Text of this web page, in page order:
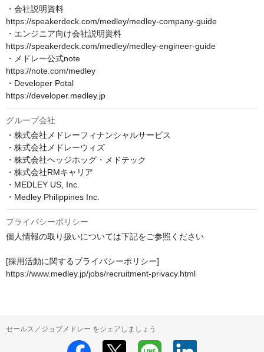
・会社説明資料
https://speakerdeck.com/medley/medley-company-guide
・エンジニア向け会社説明資料
https://speakerdeck.com/medley/medley-engineer-guide
・メドレー公式note
https://note.com/medley
・Developer Potal
https://developer.medley.jp
グループ会社
・株式会社メドレーフィナンシャルサービス
・株式会社メドレーウィズ
・株式会社ヘッジホッグ・メドテック
・株式会社RMキャリア
・MEDLEY US, Inc.
・Medley Philippines Inc.
プライバシーポリシー
個人情報の取り扱いについては下記をご参照ください
[採用活動に関するプライバシーポリシー]
https://www.medley.jp/jobs/recruitment-privacy.html
セールス／ジョブメドレー をシェアしましょう